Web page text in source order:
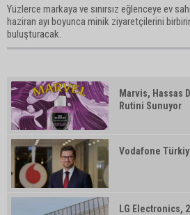
Yüzlerce markaya ve sınırsız eğlenceye ev
haziran ayı boyunca minik ziyaretçilerini
buluşturacak.
Marvis, Hassas
Rutini Sunuyor
Vodafone
LG Electronics,